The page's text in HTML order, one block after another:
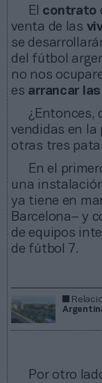
El contrato
venta de las
se
del fútbol
no nos
es arrancar
¿Entonces,
vendidas en
otras tres
En el
una
ya tiene en
Barcelona– y
de equipos
de fútbol 7.
Por otro